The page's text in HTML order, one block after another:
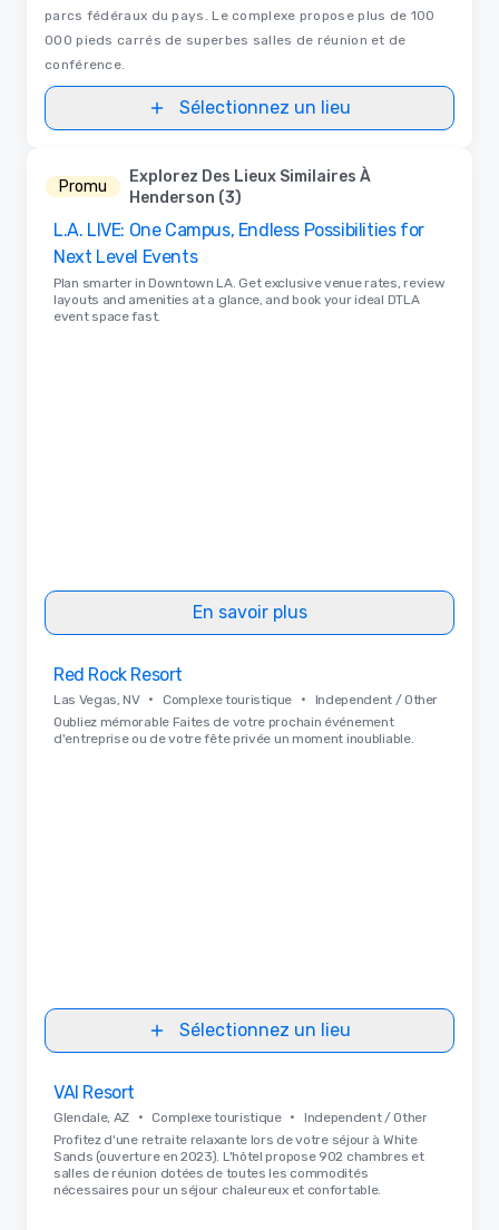
parcs fédéraux du pays. Le complexe propose plus de 100
000 pieds carrés de superbes salles de réunion et de
conférence.
Sélectionnez un lieu
Promu
Explorez Des Lieux Similaires À
Henderson (3)
L.A. LIVE: One Campus, Endless Possibilities for
Next Level Events
Plan smarter in Downtown LA. Get exclusive venue rates, review
layouts and amenities at a glance, and book your ideal DTLA
event space fast.
En savoir plus
Red Rock Resort
Las Vegas, NV • Complexe touristique •
Independent / Other
Oubliez mémorable Faites de votre prochain événement
d'entreprise ou de votre fête privée un moment inoubliable.
Sélectionnez un lieu
VAI Resort
Glendale, AZ • Complexe touristique •
Independent / Other
Profitez d'une retraite relaxante lors de votre séjour à White
Sands (ouverture en 2023). L'hôtel propose 902 chambres et
salles de réunion dotées de toutes les commodités
nécessaires pour un séjour chaleureux et confortable.